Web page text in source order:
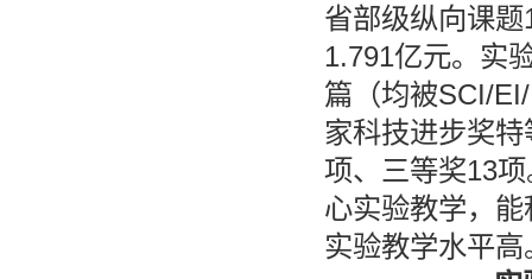
省部级纵向课
1.791亿元。实
篇（均被SCI/
家科技进步奖特
项、三等奖13
心实验教学，
实验教学水平高